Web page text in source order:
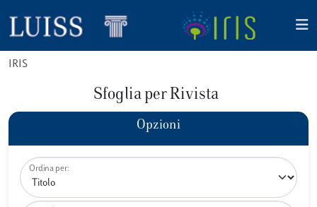
IRIS
Sfoglia per Rivista
Opzioni
Ordina per: